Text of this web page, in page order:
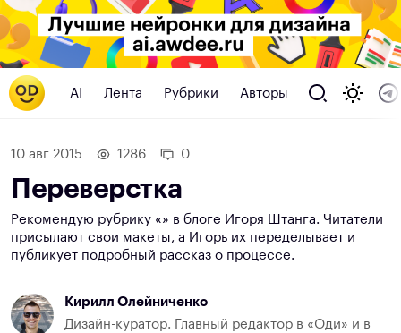
AI Лента Рубрики Авторы
10 авг 2015 1286 0
Переверстка
Рекомендую рубрику «» в блоге Игоря Штанга. Читатели
присылают свои макеты, а Игорь их переделывает и
публикует подробный рассказ о процессе.
Кирилл Олейниченко
Дизайн-куратор. Главный редактор в «Оди» и в